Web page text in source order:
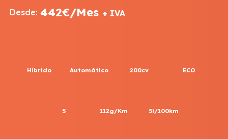
Desde: 442€/Mes + IVA
Híbrido Automático 200cv ECO
5 112g/Km 5l/100km